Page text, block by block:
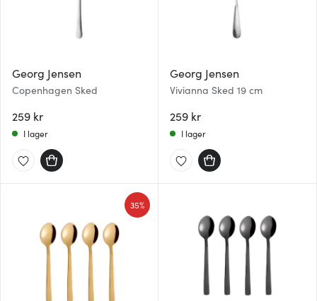
Georg Jensen
Copenhagen Sked
259 kr
I lager
Georg Jensen
Vivianna Sked 19 cm
259 kr
I lager
35%